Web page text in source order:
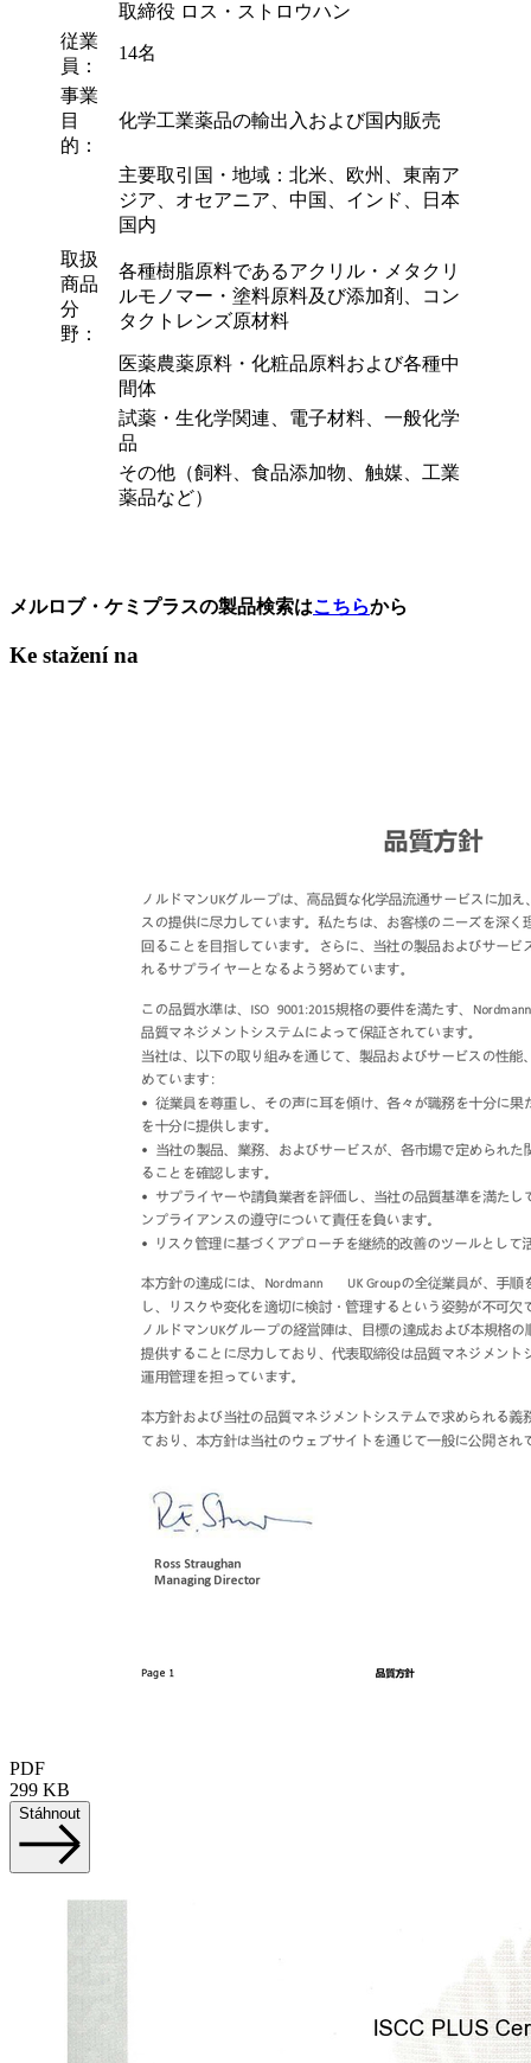
取締役 ロス・ストロウハン
従業
員：
14名
事業
目
的：
化学工業薬品の輸出入および国内販売
主要取引国・地域：北米、欧州、東南ア
ジア、オセアニア、中国、インド、日本
国内
取扱
商品
分
野：
各種樹脂原料であるアクリル・メタクリ
ルモノマー・塗料原料及び添加剤、コン
タクトレンズ原材料
医薬農薬原料・化粧品原料および各種中
間体
試薬・生化学関連、電子材料、一般化学
品
その他（飼料、食品添加物、触媒、工業
薬品など）
メルロブ・ケミプラスの製品検索はこちらから
Ke stažení na
PDF
299 KB
Stáhnout